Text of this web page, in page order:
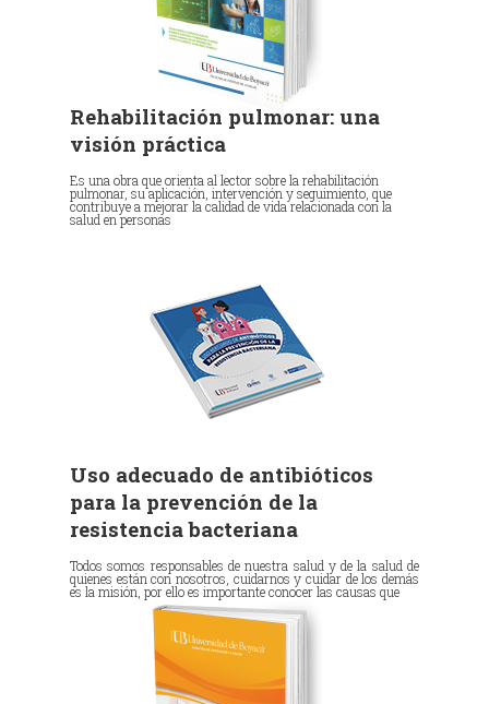
Rehabilitación pulmonar: una
visión práctica
Es una obra que orienta al lector sobre la rehabilitación
pulmonar, su aplicación, intervención y seguimiento, que
contribuye a mejorar la calidad de vida relacionada con la
salud en personas
Uso adecuado de antibióticos
para la prevención de la
resistencia bacteriana
Todos somos responsables de nuestra salud y de la salud de
quienes están con nosotros, cuidarnos y cuidar de los demás
es la misión, por ello es importante conocer las causas que